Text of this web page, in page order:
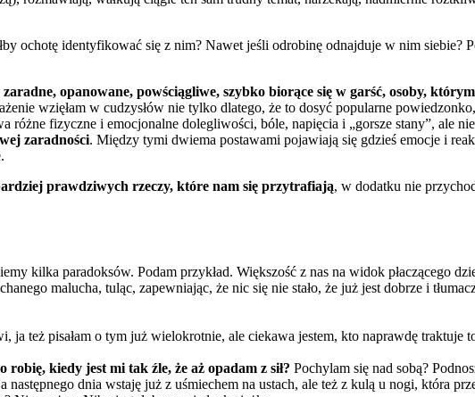
ochotę identyfikować się z nim? Nawet jeśli odrobinę odnajduje w nim siebie?
zaradne, opanowane, powściągliwe, szybko biorące się w garść, osoby,
wzięłam w cudzysłów nie tylko dlatego, że to dosyć popularne
różne fizyczne i emocjonalne dolegliwości, bóle, napięcia i „gorsze stany”, ale
zaradności. Między tymi dwiema postawami pojawiają się gdzieś emocje i
prawdziwych rzeczy, które nam się przytrafiają, w dodatku nie
kilka paradoksów. Podam przykład. Większość z nas na widok płaczącego
malucha, tuląc, zapewniając, że nic się nie stało, że już jest dobrze i
ja też pisałam o tym już wielokrotnie, ale ciekawa jestem, kto naprawdę traktuje
robię, kiedy jest mi tak źle, że aż opadam z sił? Pochylam się nad sobą?
dnia wstaję już z uśmiechem na ustach, ale też z kulą u nogi, która